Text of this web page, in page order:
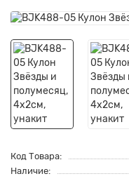
Код Товара:
Наличие: